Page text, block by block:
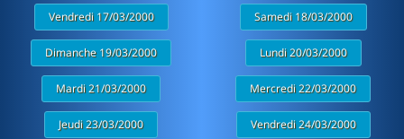
Vendredi 17/03/2000 Samedi 18/03/2000
Dimanche 19/03/2000 Lundi 20/03/2000
Mardi 21/03/2000 Mercredi 22/03/2000
Jeudi 23/03/2000 Vendredi 24/03/2000